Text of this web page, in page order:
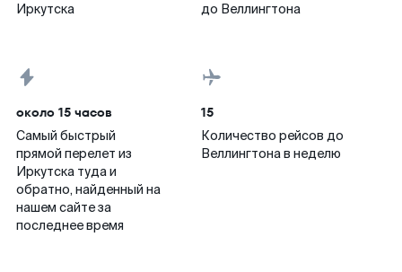
Иркутска
до Веллингтона
около 15 часов
Самый быстрый
прямой перелет из
Иркутска туда и
обратно, найденный на
нашем сайте за
последнее время
15
Количество рейсов до
Веллингтона в неделю